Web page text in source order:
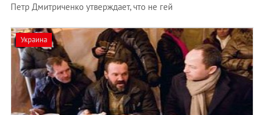
Петр Дмитриченко утверждает, что не гей
Украина